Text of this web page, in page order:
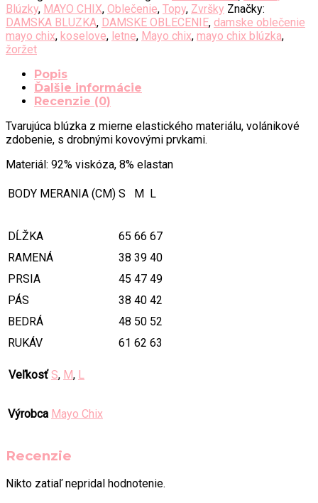
Blúzky, MAYO CHIX, Oblečenie, Topy, Zvršky Značky:
DAMSKA BLUZKA, DAMSKE OBLECENIE, damske oblečenie
mayo chix, koselove, letne, Mayo chix, mayo chix blúzka,
žoržet
Popis
Ďalšie informácie
Recenzie (0)
Tvarujúca blúzka z mierne elastického materiálu, volánikové
zdobenie, s drobnými kovovými prvkami.
Materiál: 92% viskóza, 8% elastan
BODY MERANIA (CM) S M L
DĹŽKA 65 66 67
RAMENÁ
38 39 40
PRSIA
45 47 49
PÁS
38 40 42
BEDRÁ
48 50 52
RUKÁV
61 62 63
Veľkosť S, M, L
Výrobca Mayo Chix
Recenzie
Nikto zatiaľ nepridal hodnotenie.